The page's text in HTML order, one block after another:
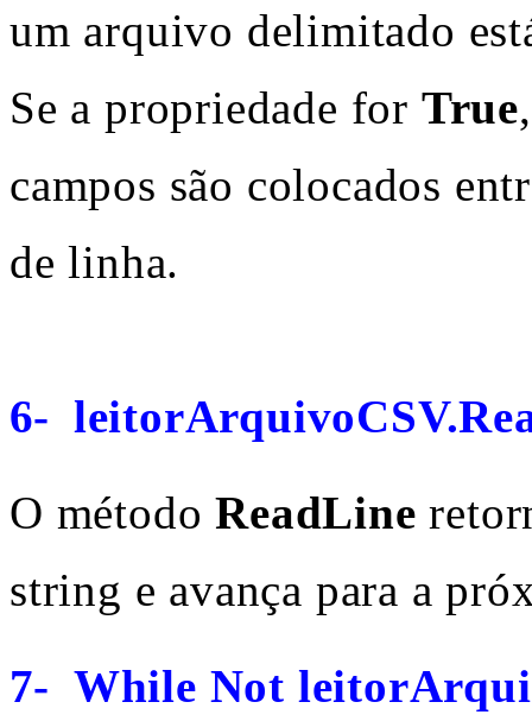
um arquivo delimitado
Se a propriedade for True
campos são colocados
de linha.
6-
O métodoReadLine
string e avança para a
7- While Not